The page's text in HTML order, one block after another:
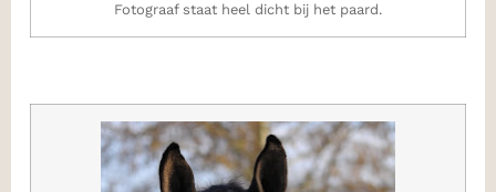
Fotograaf staat heel dicht bij het paard.